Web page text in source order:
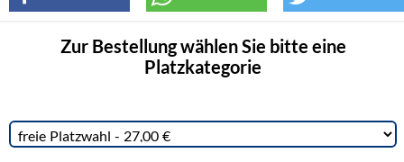
Zur Bestellung wählen Sie bitte eine
Platzkategorie